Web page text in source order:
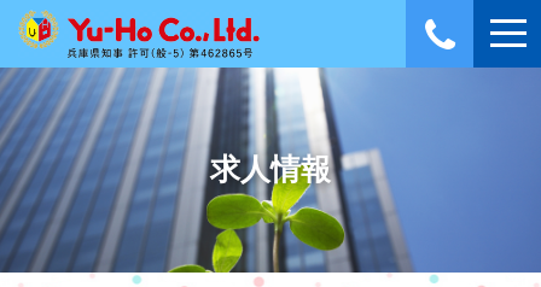
求人情報